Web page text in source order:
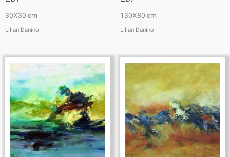
30X30 cm
Lilian Danino
130X80 cm
Lilian Danino